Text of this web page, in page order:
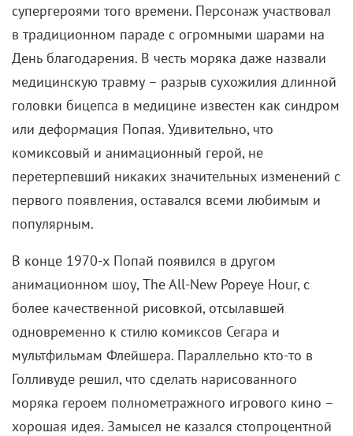
супергероями того времени. Персонаж участвовал
в традиционном параде с огромными шарами на
День благодарения. В честь моряка даже назвали
медицинскую травму – разрыв сухожилия длинной
головки бицепса в медицине известен как синдром
или деформация Попая. Удивительно, что
комиксовый и анимационный герой, не
перетерпевший никаких значительных изменений с
первого появления, оставался всеми любимым и
популярным.
В конце 1970-х Попай появился в другом
анимационном шоу, The All-New Popeye Hour, с
более качественной рисовкой, отсылавшей
одновременно к стилю комиксов Сегара и
мультфильмам Флейшера. Параллельно кто-то в
Голливуде решил, что сделать нарисованного
моряка героем полнометражного игрового кино –
хорошая идея. Замысел не казался стопроцентной